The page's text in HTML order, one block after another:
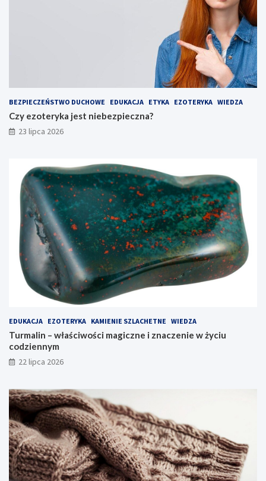
BEZPIECZEŃSTWO DUCHOWE EDUKACJA ETYKA EZOTERYKA WIEDZA
Czy ezoteryka jest niebezpieczna?
23 lipca 2026
EDUKACJA EZOTERYKA KAMIENIE SZLACHETNE WIEDZA
Turmalin – właściwości magiczne i znaczenie w życiu
codziennym
22 lipca 2026